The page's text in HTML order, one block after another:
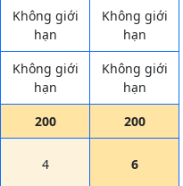
Không giới
hạn
Không giới
hạn
Không giới
hạn
Không giới
hạn
200
200
4 6